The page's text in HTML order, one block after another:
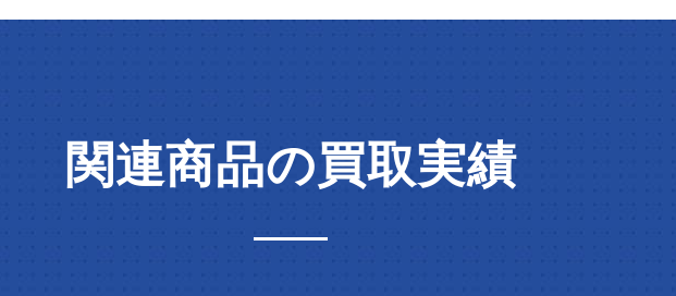
関連商品の買取実績